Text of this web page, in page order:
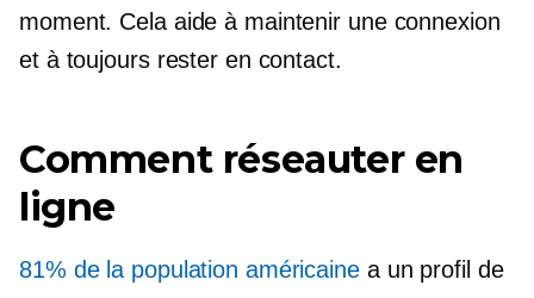
moment. Cela aide à maintenir une connexion
et à toujours rester en contact.
Comment réseauter en
ligne
81% de la population américainea un profil de